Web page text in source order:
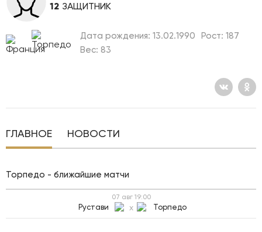
12 ЗАЩИТНИК
Дата рождения: 13.02.1990
Рост: 187
Вес: 83
ГЛАВНОЕ НОВОСТИ
Торпедо - ближайшие матчи
07 авг 19:00
Рустави x Торпедо